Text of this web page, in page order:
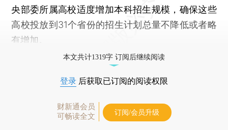
央部委所属高校适度增加本科招生规模，确保这些
高校投放到31个省份的招生计划总量不降低或者略
有增加。
本文共计1319字 订阅后继续阅读
登录 后获取已订阅的阅读权限
财新通会员
可畅读全文
订阅/会员升级